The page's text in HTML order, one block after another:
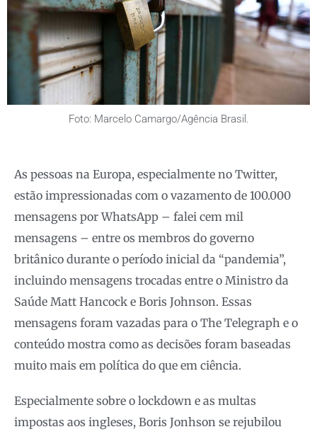
Foto: Marcelo Camargo/Agência Brasil.
As pessoas na Europa, especialmente no Twitter,
estão impressionadas com o vazamento de 100.000
mensagens por WhatsApp – falei cem mil
mensagens – entre os membros do governo
britânico durante o período inicial da “pandemia”,
incluindo mensagens trocadas entre o Ministro da
Saúde Matt Hancock e Boris Johnson. Essas
mensagens foram vazadas para o The Telegraph e o
conteúdo mostra como as decisões foram baseadas
muito mais em política do que em ciência.
Especialmente sobre o lockdown e as multas
impostas aos ingleses, Boris Jonhson se rejubilou